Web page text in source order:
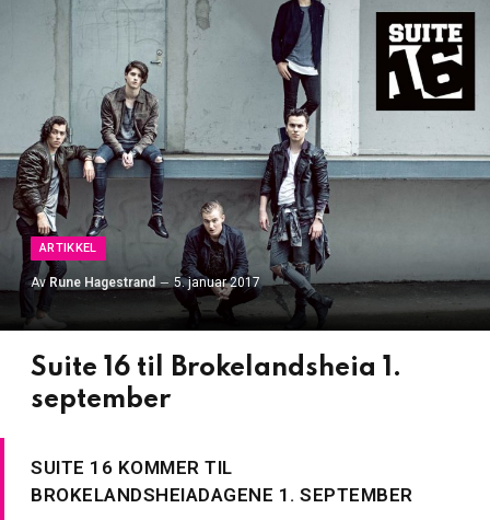
ARTIKKEL
Av Rune Hagestrand 5. januar 2017
Suite 16 til Brokelandsheia 1.
september
SUITE 16 KOMMER TIL
BROKELANDSHEIADAGENE 1. SEPTEMBER